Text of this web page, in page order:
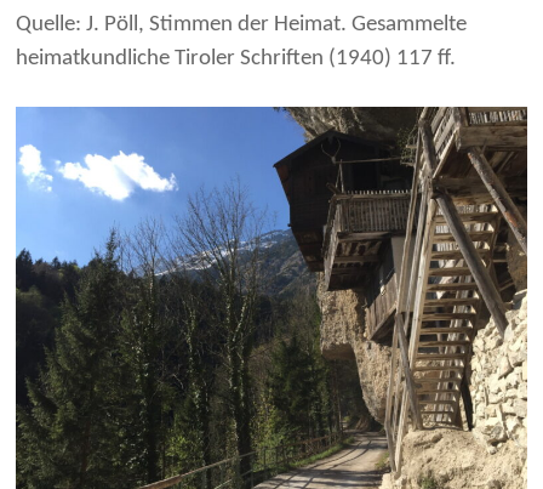
Quelle: J. Pöll, Stimmen der Heimat. Gesammelte
heimatkundliche Tiroler Schriften (1940) 117 ff.